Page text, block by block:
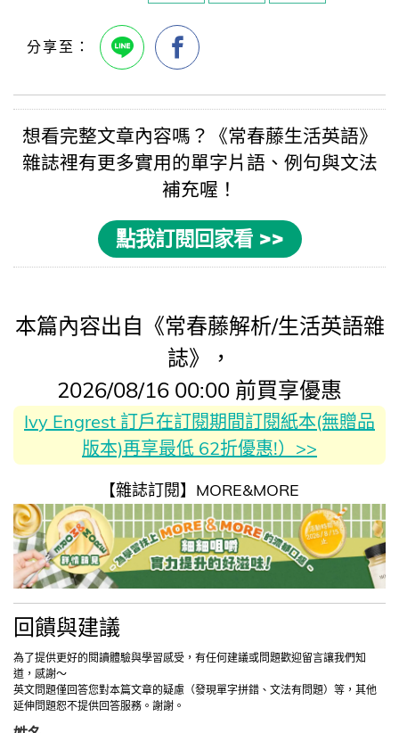
想看完整文章內容嗎？《常春藤生活英語》
雜誌裡有更多實用的單字片語 、例句與文法
補充喔！
點我訂閱回家看 >>
本篇內容出自《常春藤解析/生活英語雜
誌》，
2026/08/16 00:00 前買享優惠
Ivy Engrest 訂戶在訂閱期間訂閱紙本(無贈品
版本)再享最低 62折優惠!）>>
【雜誌訂閱】MORE&MORE
回饋與建議
為了提供更好的閱讀體驗與學習感受，有任何建議或問題歡迎留言讓我們知
道，感謝～
英文問題僅回答您對本篇文章的疑慮（發現單字拼錯、文法有問題）等，其他
延伸問題恕不提供回答服務。謝謝。